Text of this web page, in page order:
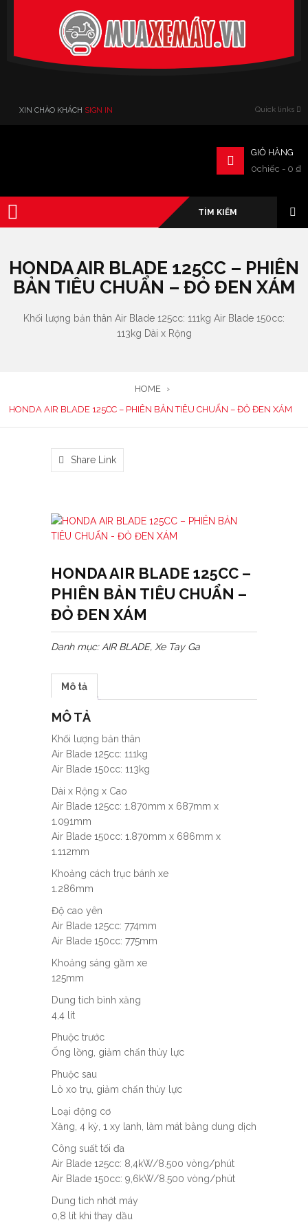
XIN CHÀO KHÁCH SIGN IN Quick links
GIỎ HÀNG
0chiếc - 0 ₫
HONDA AIR BLADE 125CC – PHIÊN
BẢN TIÊU CHUẨN – ĐỎ ĐEN XÁM
Khối lượng bản thân Air Blade 125cc: 111kg Air Blade 150cc:
113kg Dài x Rộng
HOME ›
HONDA AIR BLADE 125CC – PHIÊN BẢN TIÊU CHUẨN – ĐỎ ĐEN XÁM
Share Link
HONDA AIR BLADE 125CC –
PHIÊN BẢN TIÊU CHUẨN –
ĐỎ ĐEN XÁM
Danh mục: AIR BLADE, Xe Tay Ga
Mô tả
MÔ TẢ
Khối lượng bản thân
Air Blade 125cc: 111kg
Air Blade 150cc: 113kg
Dài x Rộng x Cao
Air Blade 125cc: 1.870mm x 687mm x
1.091mm
Air Blade 150cc: 1.870mm x 686mm x
1.112mm
Khoảng cách trục bánh xe
1.286mm
Độ cao yên
Air Blade 125cc: 774mm
Air Blade 150cc: 775mm
Khoảng sáng gầm xe
125mm
Dung tích bình xăng
4,4 lít
Phuộc trước
Ống lồng, giảm chấn thủy lực
Phuộc sau
Lò xo trụ, giảm chấn thủy lực
Loại động cơ
Xăng, 4 kỳ, 1 xy lanh, làm mát bằng dung dịch
Công suất tối đa
Air Blade 125cc: 8,4kW/8.500 vòng/phút
Air Blade 150cc: 9,6kW/8.500 vòng/phút
Dung tích nhớt máy
0,8 lít khi thay dầu